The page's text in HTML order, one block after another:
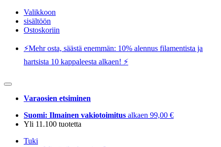
Valikkoon
sisältöön
Ostoskoriin
⚡️Mehr osta, säästä enemmän: 10% alennus filamentista ja
hartsista 10 kappaleesta alkaen! ⚡️
Varaosien etsiminen
Suomi: Ilmainen vakiotoimitus alkaen 99,00 €
Yli 11.100 tuotetta
Tuki